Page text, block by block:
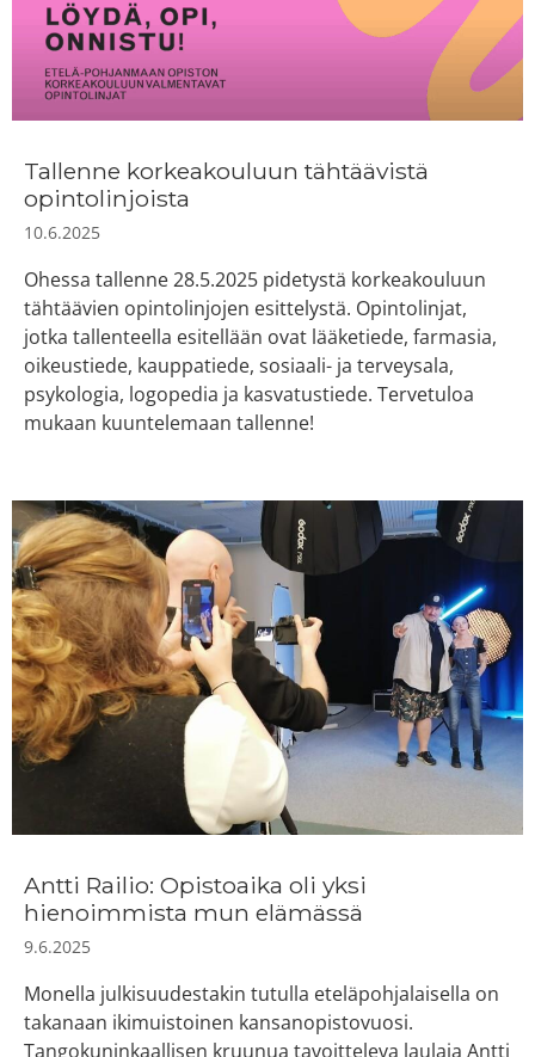
Tallenne korkeakouluun tähtäävistä
opintolinjoista
10.6.2025
Ohessa tallenne 28.5.2025 pidetystä korkeakouluun
tähtäävien opintolinjojen esittelystä. Opintolinjat,
jotka tallenteella esitellään ovat lääketiede, farmasia,
oikeustiede, kauppatiede, sosiaali- ja terveysala,
psykologia, logopedia ja kasvatustiede. Tervetuloa
mukaan kuuntelemaan tallenne!
Antti Railio: Opistoaika oli yksi
hienoimmista mun elämässä
9.6.2025
Monella julkisuudestakin tutulla eteläpohjalaisella on
takanaan ikimuistoinen kansanopistovuosi.
Tangokuninkaallisen kruunua tavoitteleva laulaja Antti